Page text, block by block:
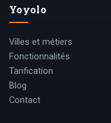
Yoyolo
Villes et métiers
Fonctionnalités
Tarification
Blog
Contact